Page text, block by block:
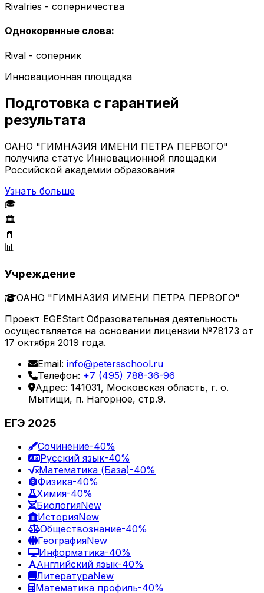
Rivalries - соперничества
Однокоренные слова:
Rival - соперник
Инновационная площадка
Подготовка с гарантией
результата
ОАНО "ГИМНАЗИЯ ИМЕНИ ПЕТРА ПЕРВОГО"
получила статус Инновационной площадки
Российской академии образования
Узнать больше
🎓
🏛️
📄
📊
Учреждение
ОАНО "ГИМНАЗИЯ ИМЕНИ ПЕТРА ПЕРВОГО"
Проект EGEStart Образовательная деятельность
осуществляется на основании лицензии №78173 от
17 октября 2019 года.
Email: info@petersschool.ru
Телефон: +7 (495) 788-36-96
Адрес: 141031, Московская область, г. о.
Мытищи, п. Нагорное, стр.9.
ЕГЭ 2025
Сочинение-40%
Русский язык-40%
Математика (База)-40%
Физика-40%
Химия-40%
БиологияNew
ИсторияNew
Обществознание-40%
ГеографияNew
Информатика-40%
Английский язык-40%
ЛитератураNew
Математика профиль-40%